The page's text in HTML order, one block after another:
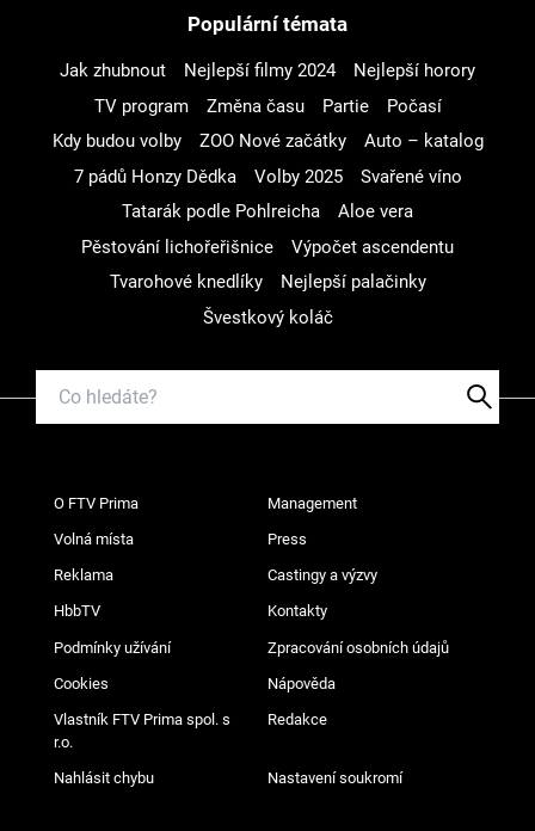
Populární témata
Jak zhubnout Nejlepší filmy 2024
Nejlepší horory
TV program
Změna času Partie
Počasí
Kdy budou volby
ZOO Nové začátky
Auto – katalog
7 pádů Honzy Dědka
Volby 2025
Svařené víno
Tatarák podle Pohlreicha
Aloe vera
Pěstování lichořeřišnice
Výpočet ascendentu
Tvarohové knedlíky
Nejlepší palačinky
Švestkový koláč
O FTV Prima Management
Volná místa Press
Reklama Castingy a výzvy
HbbTV Kontakty
Podmínky užívání Zpracování osobních údajů
Cookies Nápověda
Vlastník FTV Prima spol. s
r.o.
Redakce
Nahlásit chybu Nastavení soukromí